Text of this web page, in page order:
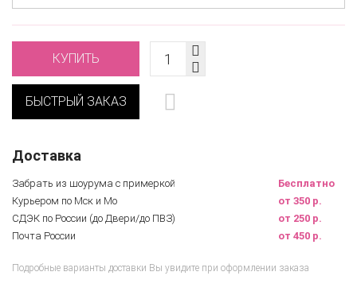
КУПИТЬ
БЫСТРЫЙ ЗАКАЗ
Доставка
Забрать из шоурума с примеркой
Бесплатно
Курьером по Мск и Мо
от 350 р.
СДЭК по России (до Двери/до ПВЗ)
от 250 р.
Почта России
от 450 р.
Подробные варианты доставки Вы увидите при оформлении заказа